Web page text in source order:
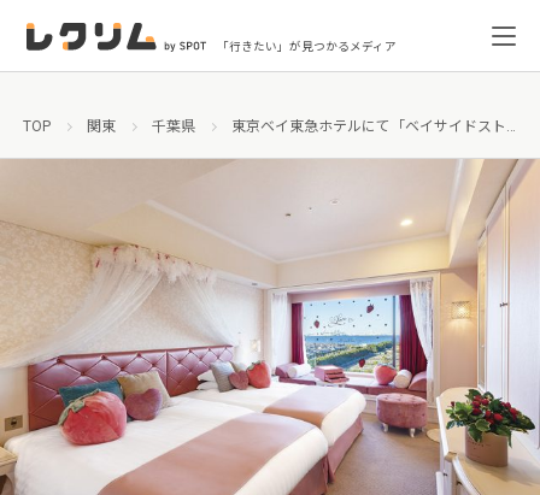
「行きたい」が見つかるメディア
TOP 関東 千葉県 東京ベイ東急ホテルにて「ベイサイドストロベリーフェア2021」開催！限定宿泊プランも